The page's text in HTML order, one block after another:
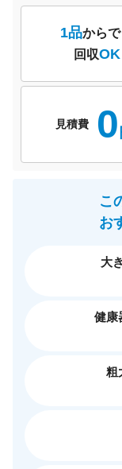
1品からで
回収OK
見積費 0
こ
お
大
健康
粗